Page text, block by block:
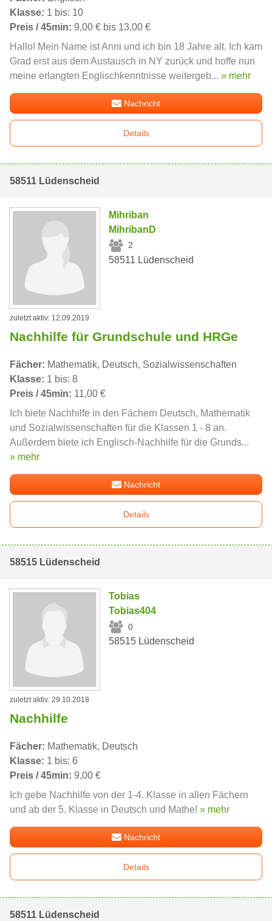
Klasse: 1 bis: 10
Preis / 45min: 9,00 € bis 13,00 €
Hallo! Mein Name ist Anni und ich bin 18 Jahre alt. Ich kam
Grad erst aus dem Austausch in NY zurück und hoffe nun
meine erlangten Englischkenntnisse weitergeb... » mehr
Nachricht
Details
58511 Lüdenscheid
Mihriban
MihribanD
2
58511 Lüdenscheid
zuletzt aktiv: 12.09.2019
Nachhilfe für Grundschule und HRGe
Fächer: Mathematik, Deutsch, Sozialwissenschaften
Klasse: 1 bis: 8
Preis / 45min: 11,00 €
Ich biete Nachhilfe in den Fächern Deutsch, Mathematik
und Sozialwissenschaften für die Klassen 1 - 8 an.
Außerdem biete ich Englisch-Nachhilfe für die Grunds...
» mehr
Nachricht
Details
58515 Lüdenscheid
Tobias
Tobias404
0
58515 Lüdenscheid
zuletzt aktiv: 29.10.2018
Nachhilfe
Fächer: Mathematik, Deutsch
Klasse: 1 bis: 6
Preis / 45min: 9,00 €
Ich gebe Nachhilfe von der 1-4. Klasse in allen Fächern
und ab der 5. Klasse in Deutsch und Mathe! » mehr
Nachricht
Details
58511 Lüdenscheid